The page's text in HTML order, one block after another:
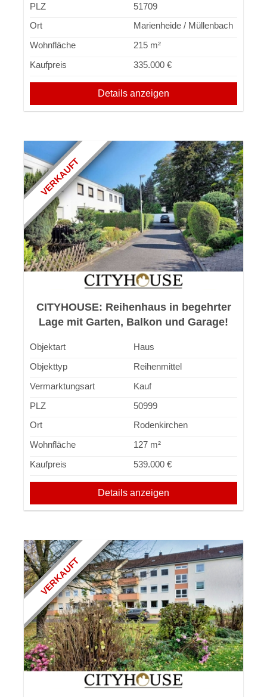
PLZ
51709
Ort
Marienheide / Müllenbach
Wohnfläche
215 m²
Kaufpreis
335.000 €
Details anzeigen
VERKAUFT
CITYHOUSE: Reihenhaus in begehrter
Lage mit Garten, Balkon und Garage!
Objektart
Haus
Objekttyp
Reihenmittel
Vermarktungsart
Kauf
PLZ
50999
Ort
Rodenkirchen
Wohnfläche
127 m²
Kaufpreis
539.000 €
Details anzeigen
VERKAUFT